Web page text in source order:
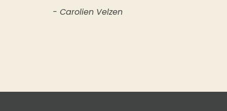
- Carolien Velzen